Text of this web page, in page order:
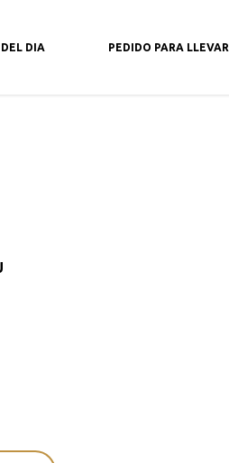
DIA PEDIDO PARA LLEVAR